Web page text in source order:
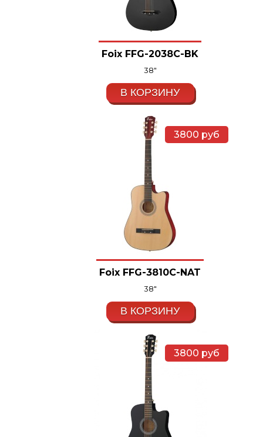
Foix FFG-2038C-BK
38"
В КОРЗИНУ
3800 руб
Foix FFG-3810C-NAT
38"
В КОРЗИНУ
3800 руб